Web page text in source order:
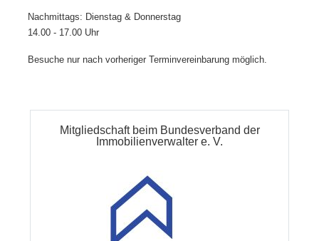
Nachmittags: Dienstag & Donnerstag
14.00 - 17.00 Uhr
Besuche nur nach vorheriger Terminvereinbarung möglich.
Mitgliedschaft beim Bundesverband der
Immobilienverwalter e. V.